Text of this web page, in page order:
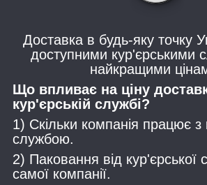
Доставка в будь-яку точку
доступними кур'єрськими
найкращими
Що впливає на ціну
кур'єрській службі?
1) Скільки компанія працює з
службою.
2) Паковання від кур'єрської
самої компанії.